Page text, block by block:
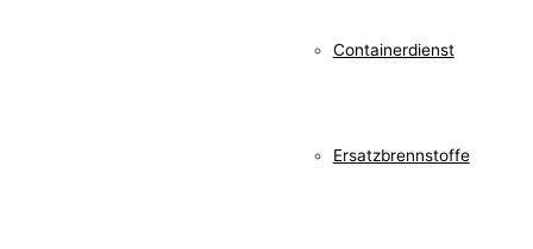
Containerdienst
Ersatzbrennstoffe